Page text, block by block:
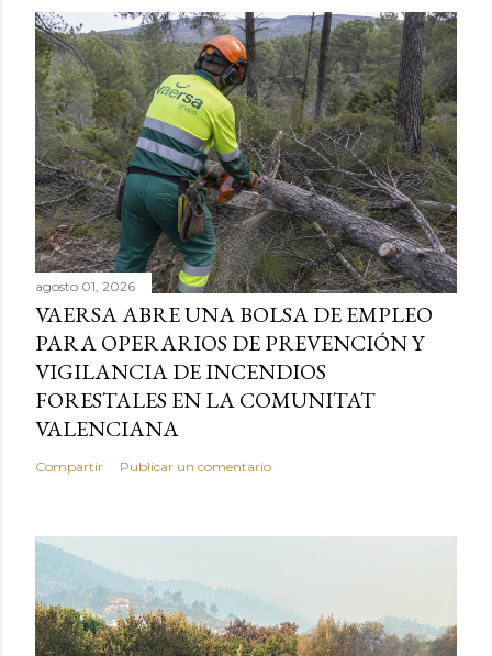
agosto 01, 2026
VAERSA ABRE UNA BOLSA DE EMPLEO
PARA OPERARIOS DE PREVENCIÓN Y
VIGILANCIA DE INCENDIOS
FORESTALES EN LA COMUNITAT
VALENCIANA
Compartir Publicar un comentario